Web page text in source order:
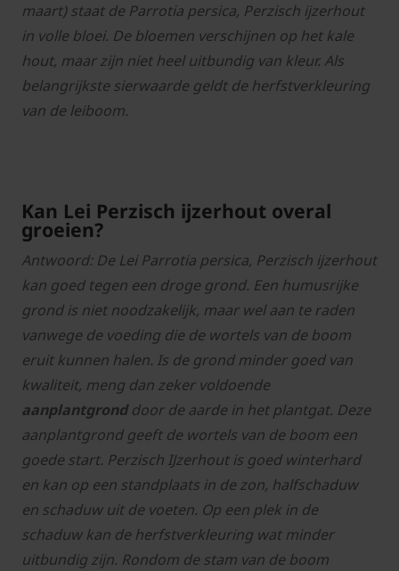
maart) staat de Parrotia persica, Perzisch ijzerhout
in volle bloei. De bloemen verschijnen op het kale
hout, maar zijn niet heel uitbundig van kleur. Als
belangrijkste sierwaarde geldt de herfstverkleuring
van de leiboom.
Kan Lei Perzisch ijzerhout overal
groeien?
Antwoord: De Lei Parrotia persica, Perzisch ijzerhout
kan goed tegen een droge grond. Een humusrijke
grond is niet noodzakelijk, maar wel aan te raden
vanwege de voeding die de wortels van de boom
eruit kunnen halen. Is de grond minder goed van
kwaliteit, meng dan zeker voldoende
aanplantgronddoor de aarde in het plantgat. Deze
aanplantgrond geeft de wortels van de boom een
goede start. Perzisch IJzerhout is goed winterhard
en kan op een standplaats in de zon, halfschaduw
en schaduw uit de voeten. Op een plek in de
schaduw kan de herfstverkleuring wat minder
uitbundig zijn. Rondom de stam van de boom